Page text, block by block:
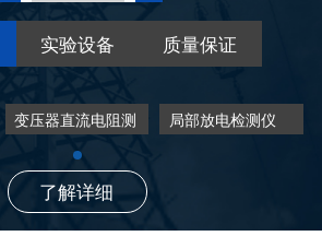
实验设备 质量保证
变压器直流电阻测
局部放电检测仪
了解详细